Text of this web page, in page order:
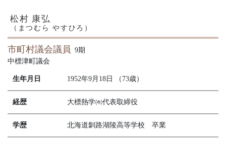
松村 康弘
（まつむら やすひろ）
市町村議会議員 9期
中標津町議会
生年月日 1952年9月18日 （73歳）
経歴 大標熱学㈲代表取締役
学歴 北海道釧路湖陵高等学校 卒業